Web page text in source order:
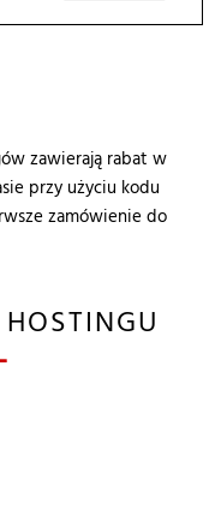
zawierają rabat w
przy użyciu kodu
zamówienie do